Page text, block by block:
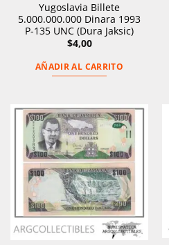
Yugoslavia Billete
5.000.000.000 Dinara 1993
P-135 UNC (Dura Jaksic)
$4,00
AÑADIR AL CARRITO